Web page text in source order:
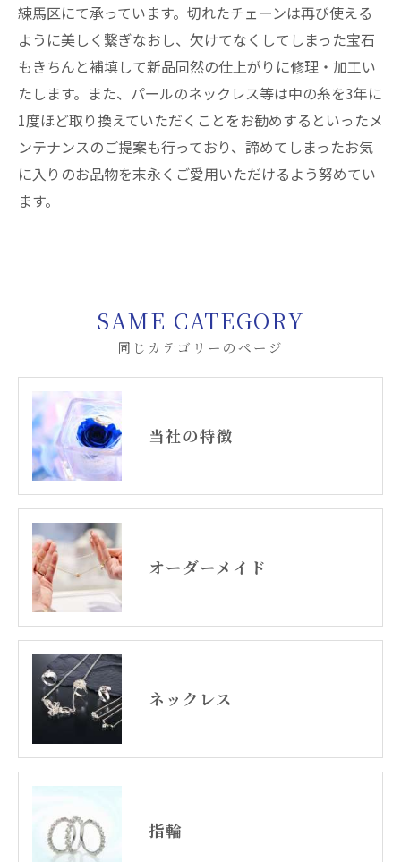
練馬区にて承っています。切れたチェーンは再び使える
ように美しく繋ぎなおし、欠けてなくしてしまった宝石
もきちんと補填して新品同然の仕上がりに修理・加工い
たします。また、パールのネックレス等は中の糸を3年に
1度ほど取り換えていただくことをお勧めするといったメ
ンテナンスのご提案も行っており、諦めてしまったお気
に入りのお品物を末永くご愛用いただけるよう努めてい
ます。
同じカテゴリーのページ
SAME CATEGORY
当社の特徴
オーダーメイド
ネックレス
指輪